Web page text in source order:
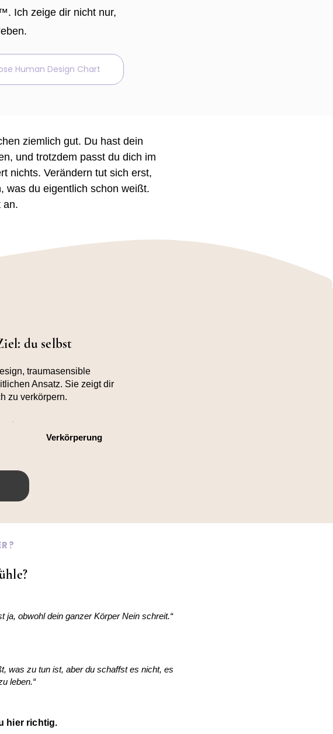
Ich zeige dir nicht nur,
Human Design Chart
ziemlich gut. Du hast dein
und trotzdem passt du dich im
nichts. Verändern tut sich erst,
was du eigentlich schon weißt.
an.
du selbst
traumasensible
Ansatz. Sie zeigt dir
zu verkörpern.
Verkörperung
ja, obwohl dein ganzer Körper Nein schreit.“
was zu tun ist, aber du schaffst es nicht, es
leben.“
hier richtig.